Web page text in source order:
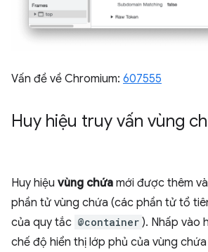
Vấn đề về Chromium: 607555
Huy hiệu truy vấn vùng
Huy hiệu vùng chứa mới được thêm
phần tử vùng chứa (các phần tử tổ
của quy tắc @container ). Nhấp vào
chế độ hiển thị lớp phủ của vùng